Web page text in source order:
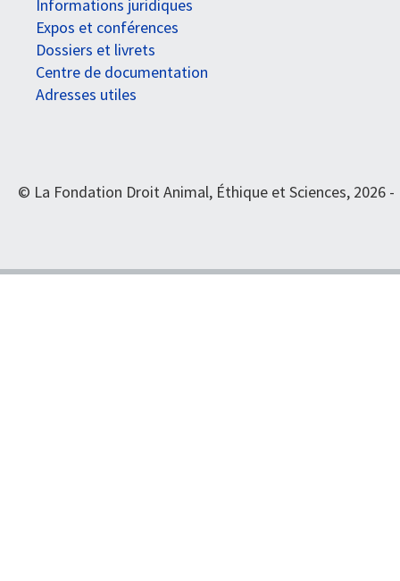
Informations juridiques
Expos et conférences
Dossiers et livrets
Centre de documentation
Adresses utiles
© La Fondation Droit Animal, Éthique et Sciences, 2026 -